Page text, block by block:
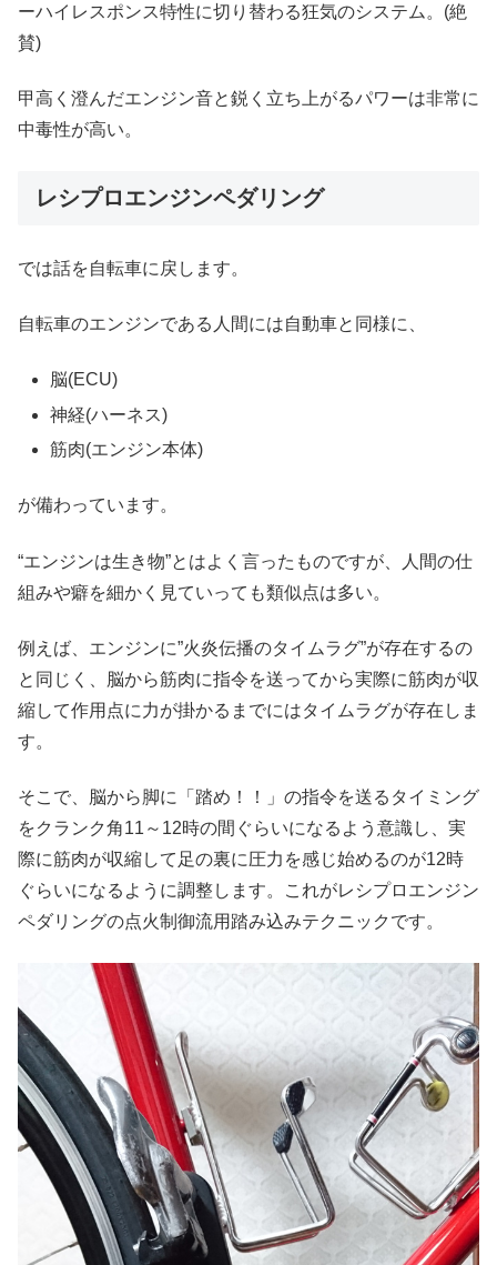
ーハイレスポンス特性に切り替わる狂気のシステム。(絶
賛)
甲高く澄んだエンジン音と鋭く立ち上がるパワーは非常に
中毒性が高い。
レシプロエンジンペダリング
では話を自転車に戻します。
自転車のエンジンである人間には自動車と同様に、
脳(ECU)
神経(ハーネス)
筋肉(エンジン本体)
が備わっています。
“エンジンは生き物”とはよく言ったものですが、人間の仕
組みや癖を細かく見ていっても類似点は多い。
例えば、エンジンに”火炎伝播のタイムラグ”が存在するの
と同じく、脳から筋肉に指令を送ってから実際に筋肉が収
縮して作用点に力が掛かるまでにはタイムラグが存在しま
す。
そこで、脳から脚に「踏め！！」の指令を送るタイミング
をクランク角11～12時の間ぐらいになるよう意識し、実
際に筋肉が収縮して足の裏に圧力を感じ始めるのが12時
ぐらいになるように調整します。これがレシプロエンジン
ペダリングの点火制御流用踏み込みテクニックです。